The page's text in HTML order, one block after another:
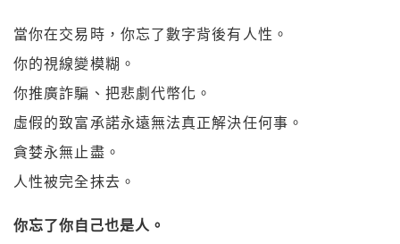
當你在交易時，你忘了數字背後有人性。
你的視線變模糊。
你推廣詐騙、把悲劇代幣化。
虛假的致富承諾永遠無法真正解決任何事。
貪婪永無止盡。
人性被完全抹去。
你忘了你自己也是人。